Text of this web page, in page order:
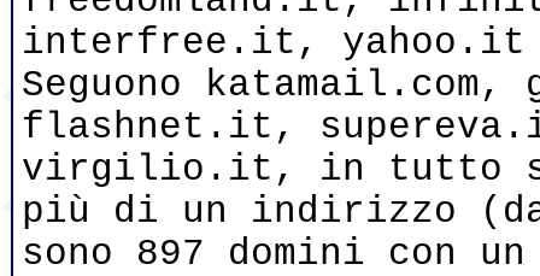
interfree.it,
Seguono
flashnet.it,
virgilio.it, in tutto
più di un indirizzo
sono 897 domini con